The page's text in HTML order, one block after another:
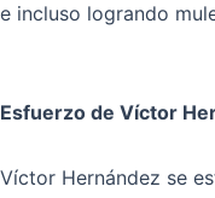
e incluso logrando
Esfuerzo de Víctor
Víctor Hernández se